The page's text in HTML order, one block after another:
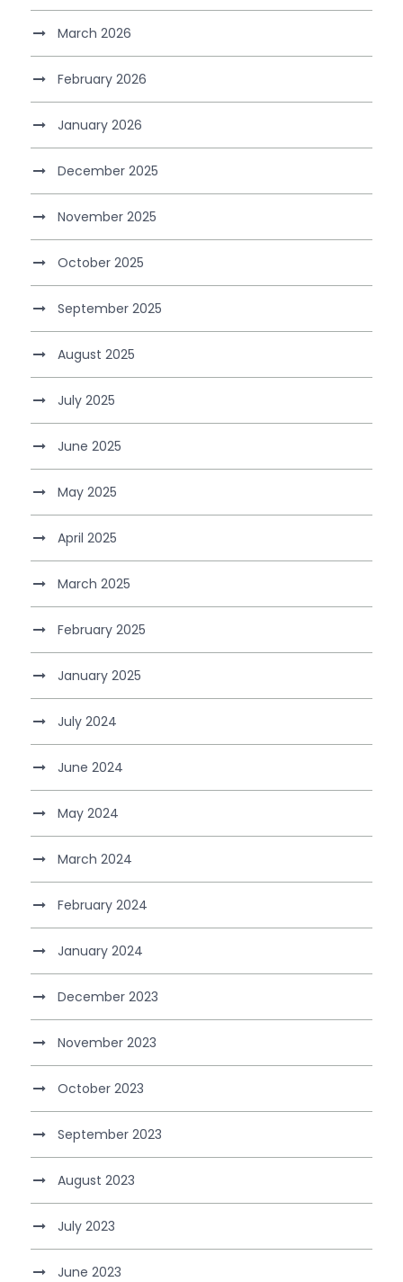
March 2026
February 2026
January 2026
December 2025
November 2025
October 2025
September 2025
August 2025
July 2025
June 2025
May 2025
April 2025
March 2025
February 2025
January 2025
July 2024
June 2024
May 2024
March 2024
February 2024
January 2024
December 2023
November 2023
October 2023
September 2023
August 2023
July 2023
June 2023